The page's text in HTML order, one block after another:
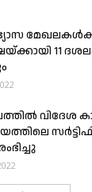
11
വിദേശ